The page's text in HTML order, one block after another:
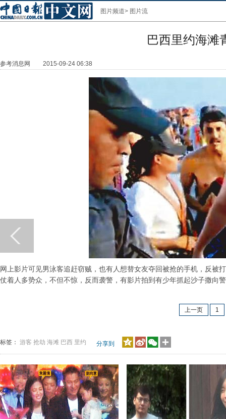
图片频道> 图片流
巴西里约海滩
参考消息网 2015-09-24 06:38
网上影片可见男泳客追赶窃贼，也有人想替女友夺回被抢的手机，反
仗着人多势众，不但不惊，反而袭警，有影片拍到有少年抓起沙子撒向
上一页 1
标签： 游客 抢劫 海滩 巴西 里约 分享到